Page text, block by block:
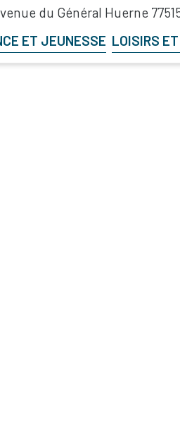
du Général Huerne
ET JEUNESSE LOISIRS